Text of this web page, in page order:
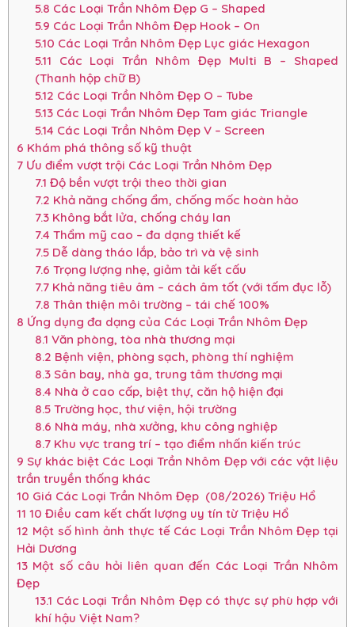
5.8 Các Loại Trần Nhôm Đẹp G – Shaped
5.9 Các Loại Trần Nhôm Đẹp Hook – On
5.10 Các Loại Trần Nhôm Đẹp Lục giác Hexagon
5.11 Các Loại Trần Nhôm Đẹp Multi B – Shaped
(Thanh hộp chữ B)
5.12 Các Loại Trần Nhôm Đẹp O – Tube
5.13Các Loại Trần Nhôm Đẹp Tam giác Triangle
5.14 Các Loại Trần Nhôm Đẹp V – Screen
6 Khám phá thông số kỹ thuật
7 Ưu điểm vượt trội Các Loại Trần Nhôm Đẹp
7.1 Độ bền vượt trội theo thời gian
7.2 Khả năng chống ẩm, chống mốc hoàn hảo
7.3Không bắt lửa, chống cháy lan
7.4 Thẩm mỹ cao – đa dạng thiết kế
7.5Dễ dàng tháo lắp, bảo trì và vệ sinh
7.6 Trọng lượng nhẹ, giảm tải kết cấu
7.7Khả năng tiêu âm – cách âm tốt (với tấm đục lỗ)
7.8 Thân thiện môi trường – tái chế 100%
8 Ứng dụng đa dạng của Các Loại Trần Nhôm Đẹp
8.1 Văn phòng, tòa nhà thương mại
8.2 Bệnh viện, phòng sạch, phòng thí nghiệm
8.3Sân bay, nhà ga, trung tâm thương mại
8.4 Nhà ở cao cấp, biệt thự, căn hộ hiện đại
8.5Trường học, thư viện, hội trường
8.6 Nhà máy, nhà xưởng, khu công nghiệp
8.7Khu vực trang trí – tạo điểm nhấn kiến trúc
9 Sự khác biệt Các Loại Trần Nhôm Đẹp với các vật liệu
trần truyền thống khác
10 Giá Các Loại Trần Nhôm Đẹp (08/2026) Triệu Hổ
11 10 Điều cam kết chất lượng uy tín từ Triệu Hổ
12 Một số hình ảnh thực tế Các Loại Trần Nhôm Đẹp tại
Hải Dương
13 Một số câu hỏi liên quan đến Các Loại Trần Nhôm
Đẹp
13.1 Các Loại Trần Nhôm Đẹp có thực sự phù hợp với
khí hậu Việt Nam?